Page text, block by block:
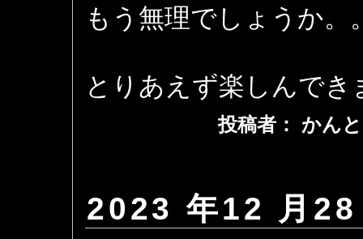
もう無理でしょうか。
とりあえず楽しんでき
投稿者： かん
2023 年12 月